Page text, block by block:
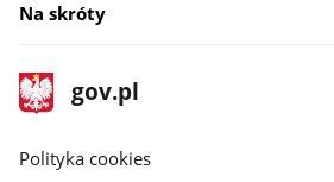
Na skróty
stopka
gov.pl
Strona
gov.pl
gov.pl
Polityka cookies